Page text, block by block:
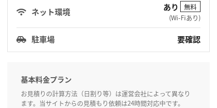
ネット環境 あり
無料
(Wi-Fiあり)
駐車場 要確認
基本料金プラン
お見積りの計算方法（日割り等）は運営会社によって異なり
ます。当サイトからの見積もり依頼は24時間対応中です。